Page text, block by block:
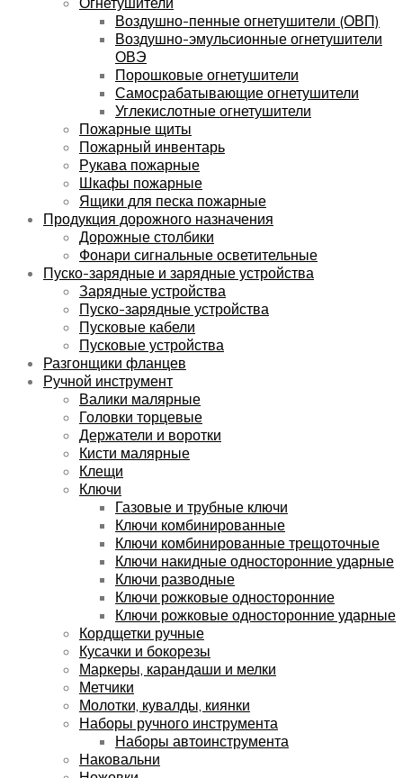
Воздушно-пенные огнетушители (ОВП)
Воздушно-эмульсионные огнетушители
ОВЭ
Порошковые огнетушители
Самосрабатывающие огнетушители
Углекислотные огнетушители
Пожарные щиты
Пожарный инвентарь
Рукава пожарные
Шкафы пожарные
Ящики для песка пожарные
Продукция дорожного назначения
Дорожные столбики
Фонари сигнальные осветительные
Пуско-зарядные и зарядные устройства
Зарядные устройства
Пуско-зарядные устройства
Пусковые кабели
Пусковые устройства
Разгонщики фланцев
Ручной инструмент
Валики малярные
Головки торцевые
Держатели и воротки
Кисти малярные
Клещи
Ключи
Газовые и трубные ключи
Ключи комбинированные
Ключи комбинированные трещоточные
Ключи накидные односторонние ударные
Ключи разводные
Ключи рожковые односторонние
Ключи рожковые односторонние ударные
Кордщетки ручные
Кусачки и бокорезы
Маркеры, карандаши и мелки
Метчики
Молотки, кувалды, киянки
Наборы ручного инструмента
Наборы автоинструмента
Наковальни